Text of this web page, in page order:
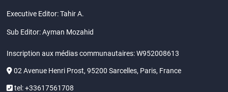
Executive Editor: Tahir A.
Sub Editor: Ayman Mozahid
Inscription aux médias communautaires: W952008613
02 Avenue Henri Prost, 95200 Sarcelles, Paris, France
tel: +33617561708